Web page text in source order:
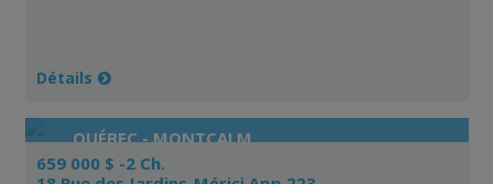
Détails
QUÉBEC - MONTCALM
659 000 $ -2 Ch.